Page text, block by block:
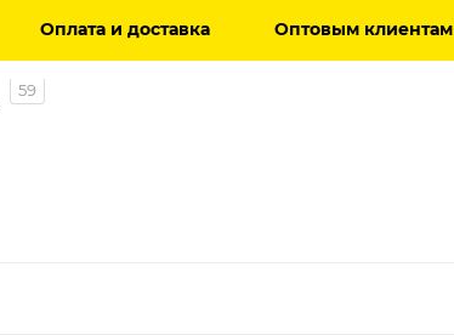
Оплата и доставка Оптовым клиентам
59